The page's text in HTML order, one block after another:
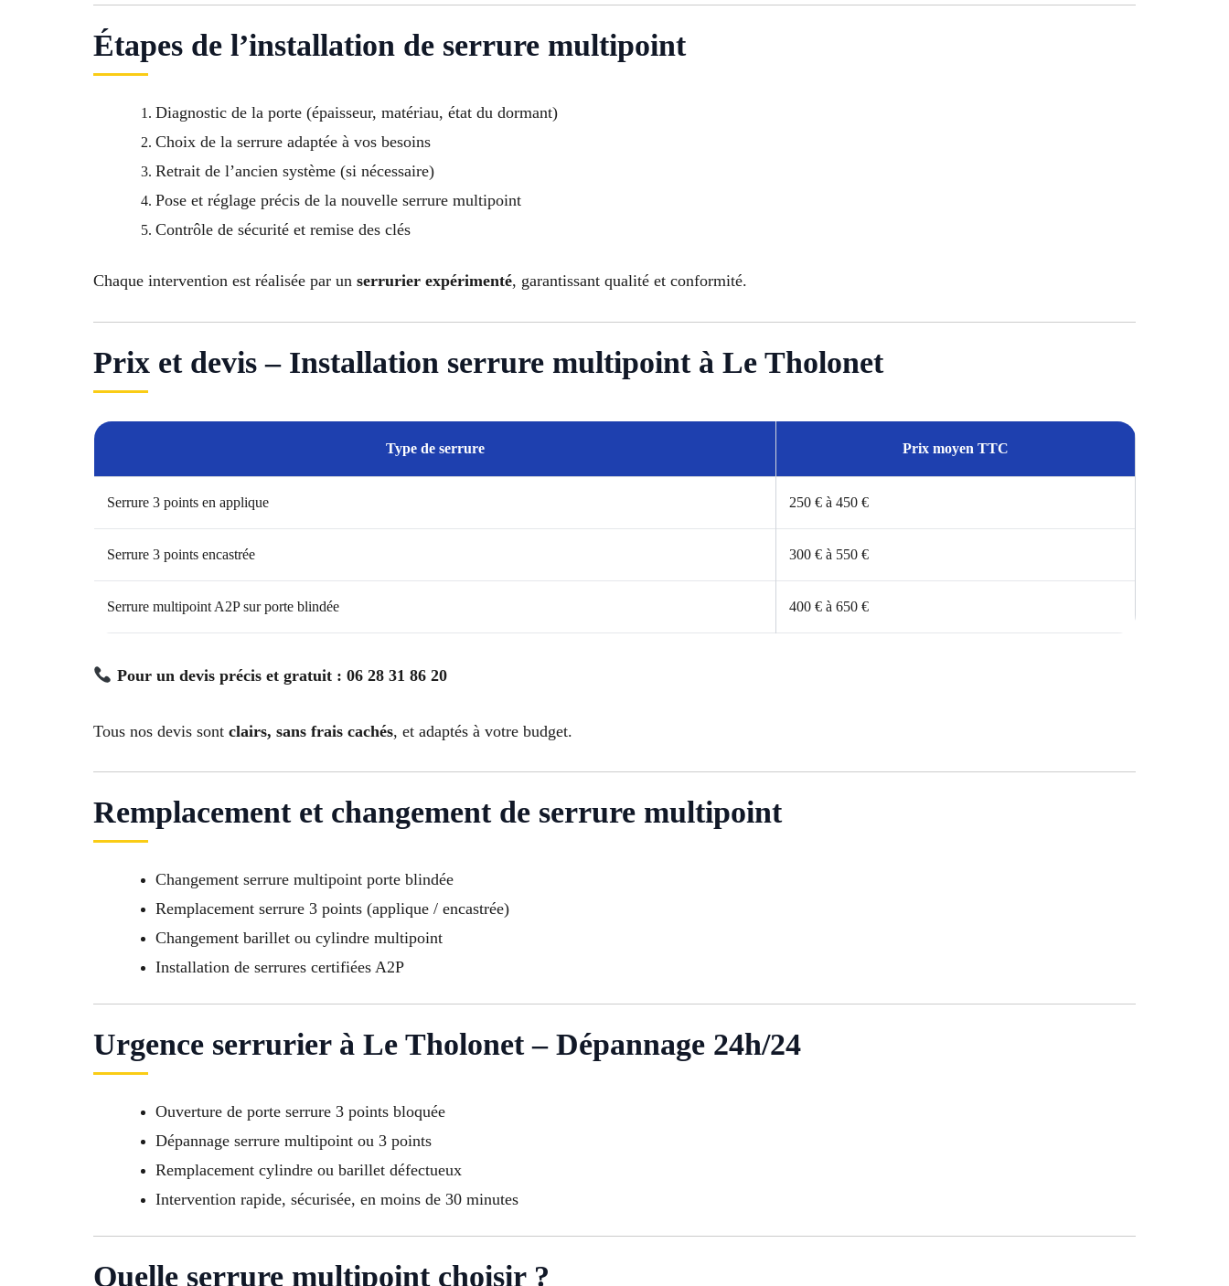
Étapes de l’installation de serrure multipoint
Diagnostic de la porte (épaisseur, matériau, état du dormant)
Choix de la serrure adaptée à vos besoins
Retrait de l’ancien système (si nécessaire)
Pose et réglage précis de la nouvelle serrure multipoint
Contrôle de sécurité et remise des clés
Chaque intervention est réalisée par un serrurier expérimenté, garantissant qualité et conformité.
Prix et devis – Installation serrure multipoint à Le Tholonet
Type de serrure Prix moyen TTC
Serrure 3 points en applique 250 € à 450 €
Serrure 3 points encastrée 300 € à 550 €
Serrure multipoint A2P sur porte blindée 400 € à 650 €
Pour un devis précis et gratuit : 06 28 31 86 20
Tous nos devis sont clairs, sans frais cachés, et adaptés à votre budget.
Remplacement et changement de serrure multipoint
Changement serrure multipoint porte blindée
Remplacement serrure 3 points (applique / encastrée)
Changement barillet ou cylindre multipoint
Installation de serrures certifiées A2P
Urgence serrurier à Le Tholonet – Dépannage 24h/24
Ouverture de porte serrure 3 points bloquée
Dépannage serrure multipoint ou 3 points
Remplacement cylindre ou barillet défectueux
Intervention rapide, sécurisée, en moins de 30 minutes
Quelle serrure multipoint choisir ?